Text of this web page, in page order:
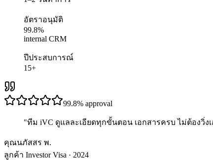
อัตราอนุมัติ
99.8%
internal CRM
ปีประสบการณ์
15+
99.8% approval
"ทีม iVC ดูแลละเอียดทุกขั้นตอน เอกสารครบ ไม่ต้องวิ่ง
คุณนภัสสร พ.
ลูกค้า Investor Visa · 2024